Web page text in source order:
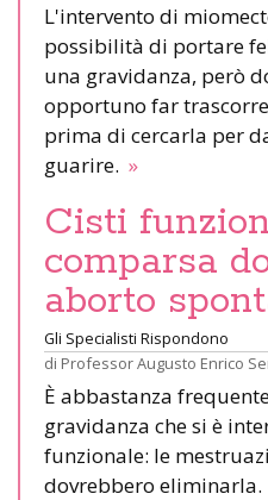
L'intervento di
possibilità di portare
una gravidanza, però
opportuno far
prima di cercarla per
guarire. »
Cisti
comparsa
aborto
Gli Specialisti Rispondono
di Professor Augusto Enrico
È abbastanza
gravidanza che si è
funzionale: le
dovrebbero eliminarla.